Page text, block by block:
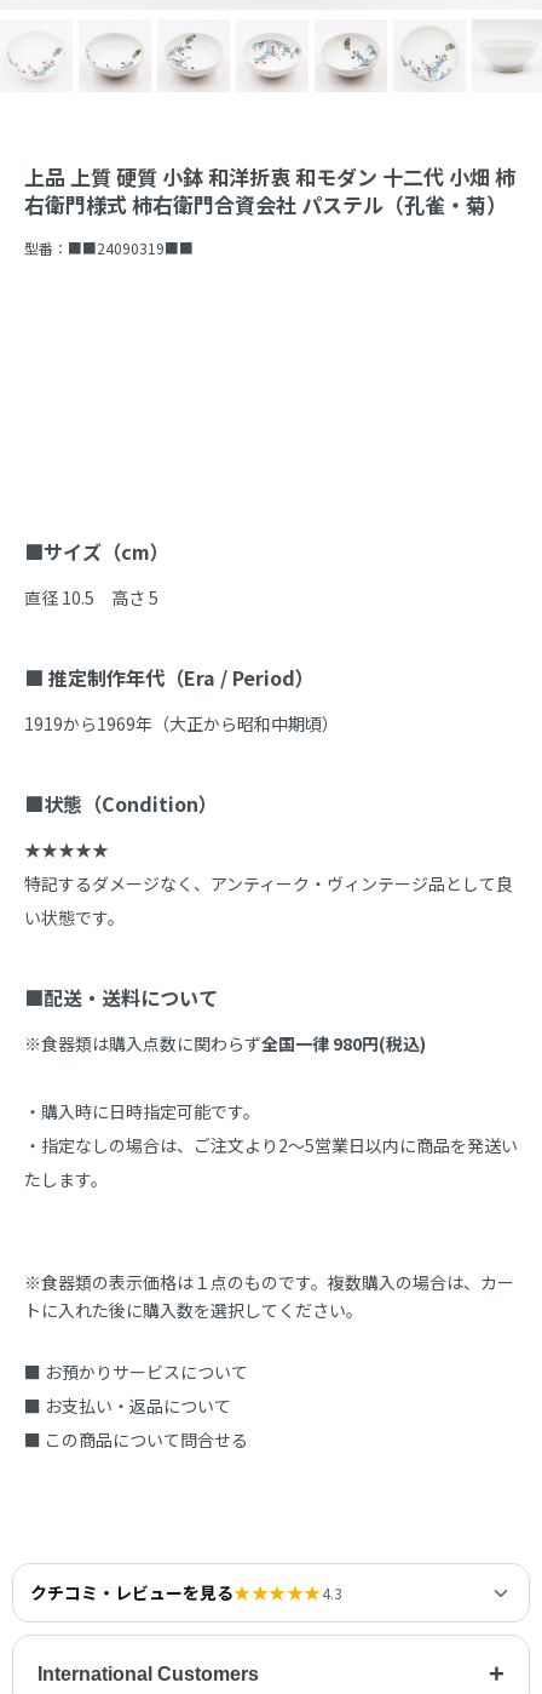
上品 上質 硬質 小鉢 和洋折衷 和モダン 十二代 小畑 柿
右衛門様式 柿右衛門合資会社 パステル（孔雀・菊）
型番： ■■24090319■■
商品説明
■サイズ（cm）
直径 10.5　高さ 5
■ 推定制作年代（Era / Period）
1919から1969年（大正から昭和中期頃）
■状態（Condition）
★★★★★
特記するダメージなく、アンティーク・ヴィンテージ品として良
い状態です。
■配送・送料について
※食器類は購入点数に関わらず全国一律 980円(税込)
・購入時に日時指定可能です。
・指定なしの場合は、ご注文より2～5営業日以内に商品を発送い
たします。
※食器類の表示価格は１点のものです。複数購入の場合は、カー
トに入れた後に購入数を選択してください。
■ お預かりサービスについて
■ お支払い・返品について
■ この商品について問合せる
クチコミ・レビューを見る★★★★★4.3
International Customers +